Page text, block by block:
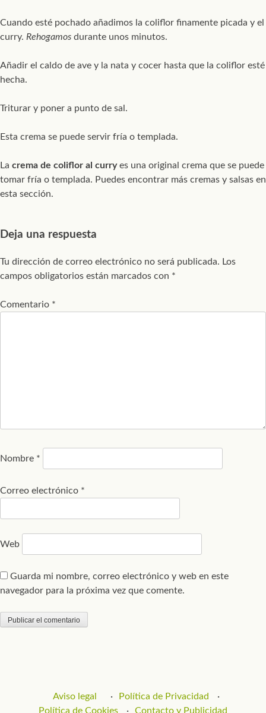
Cuando esté pochado añadimos la coliflor finamente picada y el
curry. Rehogamos durante unos minutos.
Añadir el caldo de ave y la nata y cocer hasta que la coliflor esté
hecha.
Triturar y poner a punto de sal.
Esta crema se puede servir fría o templada.
La crema de coliflor al curryes una original crema que se puede
tomar fría o templada. Puedes encontrar más cremas y salsas en
esta sección.
Deja una respuesta
Tu dirección de correo electrónico no será publicada. Los
campos obligatorios están marcados con *
Comentario *
Nombre *
Correo electrónico *
Web
Guarda mi nombre, correo electrónico y web en este
navegador para la próxima vez que comente.
Aviso legal
Política de Privacidad
Política de Cookies
Contacto y Publicidad